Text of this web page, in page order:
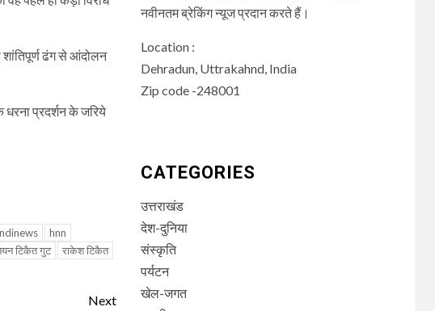
ढंग से आंदोलन
धरना प्रदर्शन के जरिये
hnn
टिकैत गुट
राकेश टिकैत
Next
नवीनतम ब्रेकिंग न्यूज प्रदान करते हैं।
Location :
Dehradun, Uttrakahnd, India
Zip code -248001
CATEGORIES
उत्तराखंड
देश-दुनिया
संस्कृति
पर्यटन
खेल-जगत